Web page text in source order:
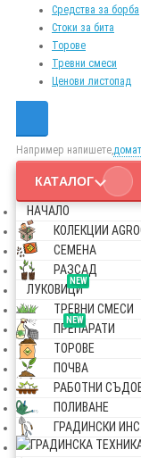
Средства за борба
Стоки за бита
Торове
Тревни смеси
Ценови листопад
Например напишете,
КАТАЛОГ
НАЧАЛО
КОЛЕКЦИИ
СЕМЕНА
РАЗСАД
NEW
ЛУКОВИЦИ
ТРЕВНИ СМЕСИ
NEW
ПРЕПАРАТИ
ТОРОВЕ
ПОЧВА
РАБОТНИ
ПОЛИВАНЕ
ГРАДИНСКИ